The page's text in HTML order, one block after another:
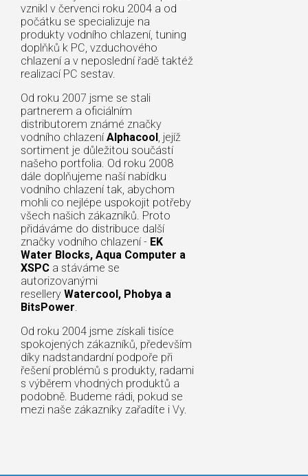
vznikl v červenci roku 2004 a od
počátku se specializuje na
produkty vodního chlazení, tuning
doplňků k PC, vzduchového
chlazení a v neposlední řadě taktéž
realizací PC sestav.
Od roku 2007 jsme se stali
partnerem a oficiálním
distributorem známé značky
vodního chlazení Alphacool, jejíž
sortiment je důležitou součástí
našeho portfolia. Od roku 2008
dále doplňujeme naší nabídku
vodního chlazení tak, abychom
mohli co nejlépe uspokojit potřeby
všech našich zákazníků. Proto
přidáváme do distribuce další
značky vodního chlazení - EK
Water Blocks, Aqua Computer a
XSPC a stáváme se
autorizovanými
resellery Watercool, Phobya a
BitsPower.
Od roku 2004 jsme získali tisíce
spokojených zákazníků, především
díky nadstandardní podpoře při
řešení problémů s produkty, radami
s výběrem vhodných produktů a
podobně. Budeme rádi, pokud se
mezi naše zákazníky zařadíte i Vy.